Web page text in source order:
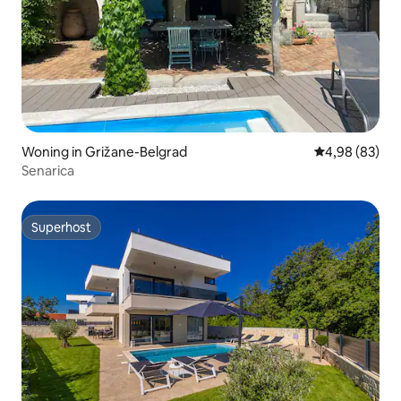
Woning in Grižane-Belgrad Gemiddelde
4,98 (83)
Senarica
Superhost
Superhost